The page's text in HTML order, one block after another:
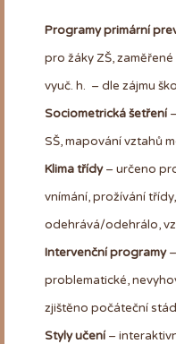
Programy primární
pro žáky ZŠ,
vyuč. h. – dle zájmu
Sociometrická šetření
SŠ, mapování vztahů
Klima třídy– určeno
vnímání, prožívání
odehrává/odehrálo,
Intervenční programy–
problematické,
zjištěno počáteční
Styly učení–